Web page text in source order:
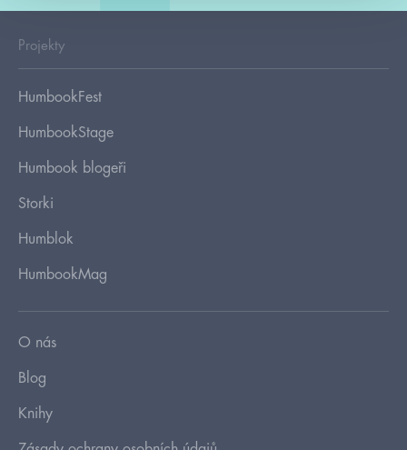
Projekty
HumbookFest
HumbookStage
Humbook blogeři
Storki
Humblok
HumbookMag
O nás
Blog
Knihy